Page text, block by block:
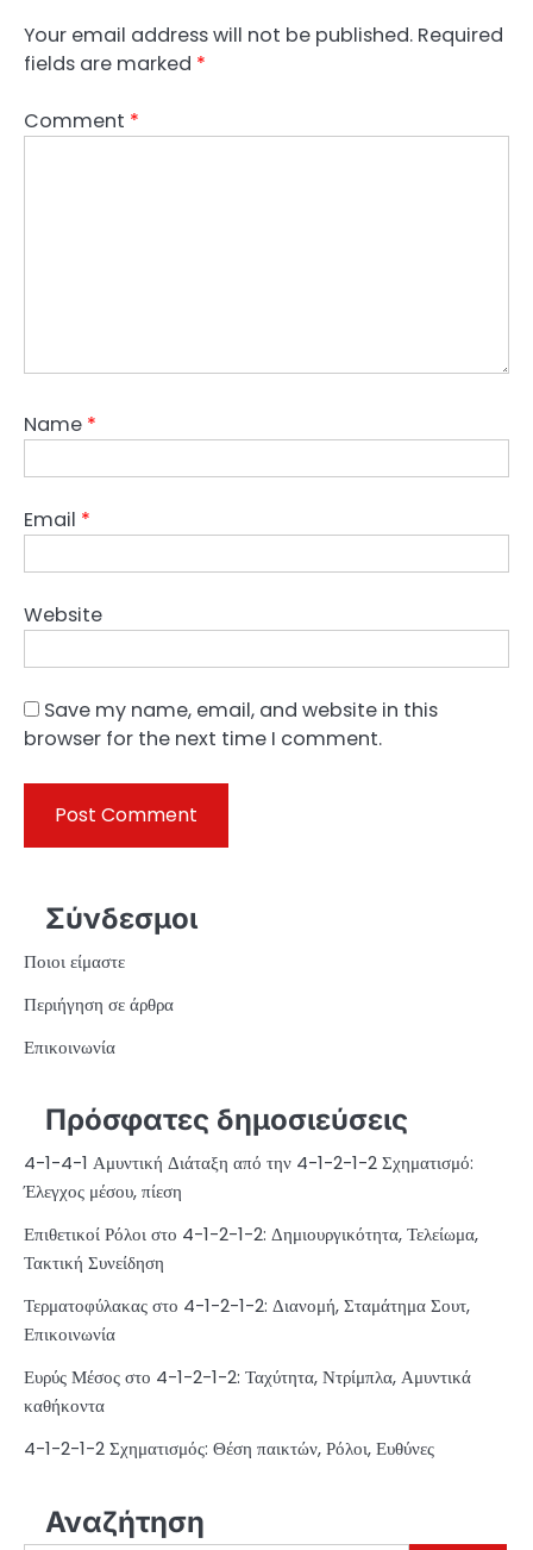
Your email address will not be published. Required
fields are marked *
Comment *
Name *
Email *
Website
Save my name, email, and website in this
browser for the next time I comment.
Σύνδεσμοι
Ποιοι είμαστε
Περιήγηση σε άρθρα
Επικοινωνία
Πρόσφατες δημοσιεύσεις
4-1-4-1 Αμυντική Διάταξη από την 4-1-2-1-2 Σχηματισμό:
Έλεγχος μέσου, πίεση
Επιθετικοί Ρόλοι στο 4-1-2-1-2: Δημιουργικότητα, Τελείωμα,
Τακτική Συνείδηση
Τερματοφύλακας στο 4-1-2-1-2: Διανομή, Σταμάτημα Σουτ,
Επικοινωνία
Ευρύς Μέσος στο 4-1-2-1-2: Ταχύτητα, Ντρίμπλα, Αμυντικά
καθήκοντα
4-1-2-1-2 Σχηματισμός: Θέση παικτών, Ρόλοι, Ευθύνες
Αναζήτηση